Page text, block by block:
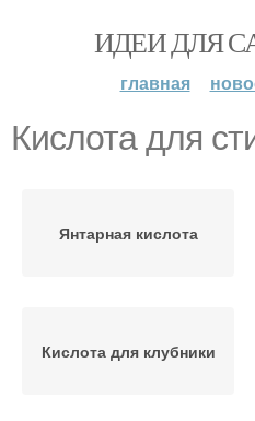
ИДЕИ ДЛЯ
главная
Кислота для
Янтарная кислота
Кислота для клубники